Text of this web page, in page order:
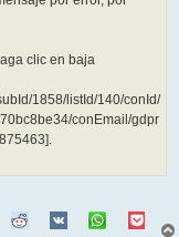
clic en baja
1858/listId/140/conId/
conEmail/gdpr